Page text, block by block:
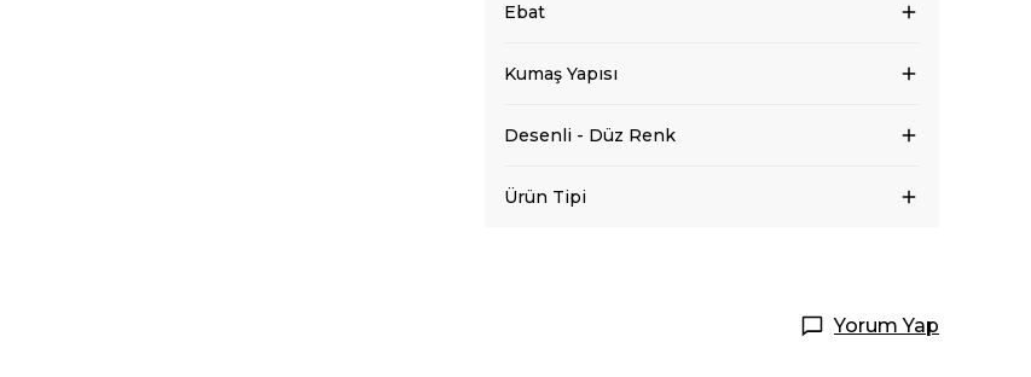
Ebat
Kumaş Yapısı
Desenli - Düz Renk
Ürün Tipi
Yorum Yap